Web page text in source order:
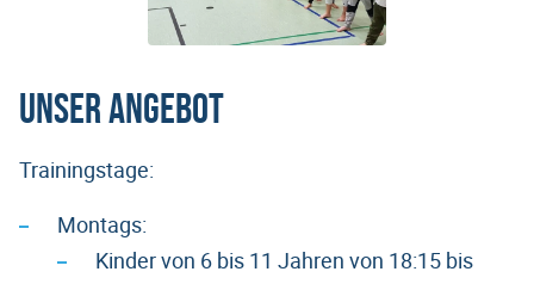
Unser Angebot
Trainingstage:
Montags:
Kinder von 6 bis 11 Jahren von 18:15 bis